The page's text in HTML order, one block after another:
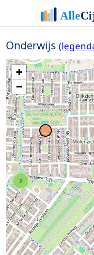
Onderwijs
2
+
−